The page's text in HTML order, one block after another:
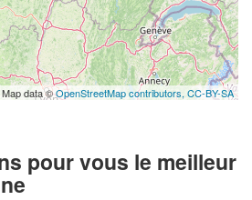
Map data ©OpenStreetMap contributors, CC-BY-SA
pour vous le meilleur